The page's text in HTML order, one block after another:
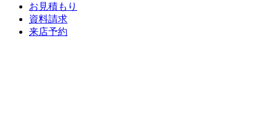
お見積もり
資料請求
来店予約